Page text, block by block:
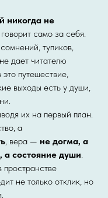
никогда не
само за себя.
тупиков,
дает читателю
это путешествие,
выходы есть у души,
их на первый план.
а
, вера — не догма, а
а состояние души.
не только отклик, но